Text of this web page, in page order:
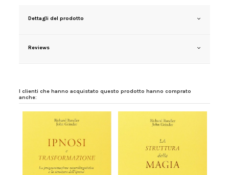
Dettagli del prodotto
Reviews
I clienti che hanno acquistato questo prodotto hanno comprato
anche: